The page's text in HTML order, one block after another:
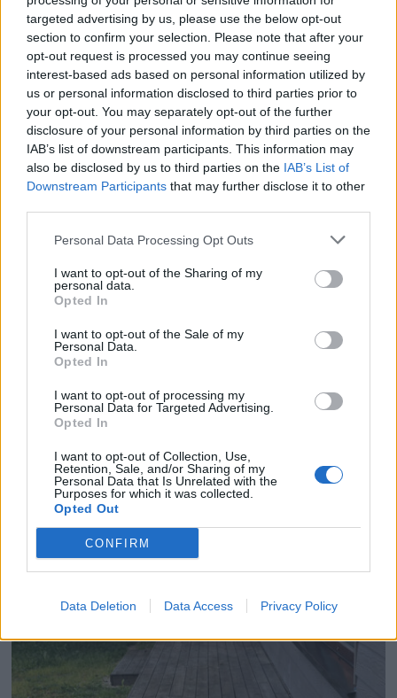
targeted advertising by us, please use the below opt-out
section to confirm your selection. Please note that after your
opt-out request is processed you may continue seeing
interest-based ads based on personal information utilized by
us or personal information disclosed to third parties prior to
your opt-out. You may separately opt-out of the further
disclosure of your personal information by third parties on the
IAB’s list of downstream participants. This information may
also be disclosed by us to third parties on the IAB’s List of
Downstream Participants that may further disclose it to other
Personal Data Processing Opt Outs
I want to opt-out of the Sharing of my
personal data.
Opted In
I want to opt-out of the Sale of my
Personal Data.
Opted In
I want to opt-out of processing my
Personal Data for Targeted Advertising.
Opted In
I want to opt-out of Collection, Use,
Retention, Sale, and/or Sharing of my
Personal Data that Is Unrelated with the
Purposes for which it was collected.
Opted Out
CONFIRM
Data Deletion Data Access Privacy Policy
Histoiredemaison
Voir tous les articles de
Histoiredemaison →
VOUS POURRIEZ AUSSI AIMER
Transformez vos déchets de cuisine en or pour votre
jardin